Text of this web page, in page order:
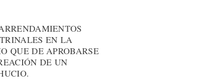
EN LA
QUE DE APROBARSE
DE UN